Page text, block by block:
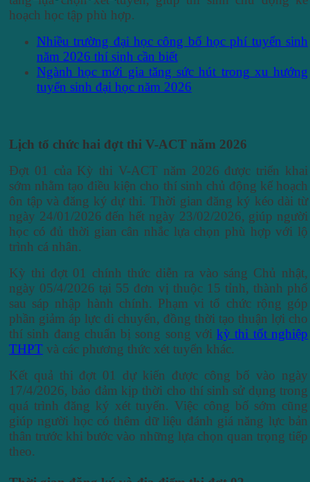
hoạch học tập phù hợp.
Nhiều trường đại học công bố học phí tuyển sinh
năm 2026 thí sinh cần biết
Ngành học mới gia tăng sức hút trong xu hướng
tuyển sinh đại học năm 2026
Lịch tổ chức hai đợt thi V-ACT năm 2026
Đợt 01 của Kỳ thi V-ACT năm 2026 được triển khai
sớm nhằm tạo điều kiện cho thí sinh chủ động kế hoạch
ôn tập và đăng ký dự thi. Thời gian đăng ký kéo dài từ
ngày 24/01/2026 đến hết ngày 23/02/2026, giúp người
học có đủ thời gian cân nhắc lựa chọn phù hợp với lộ
trình cá nhân.
Kỳ thi đợt 01 chính thức diễn ra vào sáng Chủ nhật,
ngày 05/4/2026 tại 55 đơn vị thuộc 15 tỉnh, thành phố
sau sáp nhập hành chính. Phạm vi tổ chức rộng góp
phần giảm áp lực di chuyển, đồng thời tạo thuận lợi cho
thí sinh đang chuẩn bị song song vớikỳ thi tốt nghiệp
THPT và các phương thức xét tuyển khác.
Kết quả thi đợt 01 dự kiến được công bố vào ngày
17/4/2026, bảo đảm kịp thời cho thí sinh sử dụng trong
quá trình đăng ký xét tuyển. Việc công bố sớm cũng
giúp người học có thêm dữ liệu đánh giá năng lực bản
thân trước khi bước vào những lựa chọn quan trọng tiếp
theo.